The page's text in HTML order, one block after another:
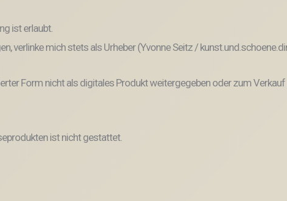
ist erlaubt.
verlinke mich stets als Urheber (Yvonne Seitz /
Form nicht als digitales Produkt weitergegeben oder zum
ist nicht gestattet.